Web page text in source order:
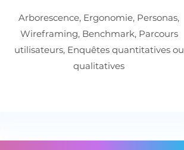
Arborescence, Ergonomie, Personas,
Wireframing, Benchmark, Parcours
utilisateurs, Enquêtes quantitatives ou
qualitatives